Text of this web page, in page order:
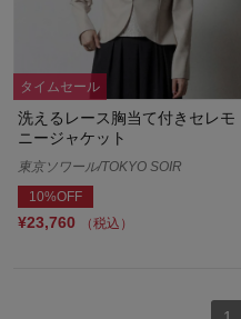
タイムセール
洗えるレース胸当て付きセレモ
ニージャケット
東京ソワール/TOKYO SOIR
10%OFF
¥23,760 （税込）